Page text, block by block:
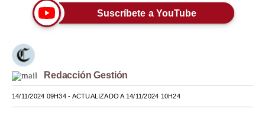
EEUU
España
Tecnología
Suscríbete a YouTube
Redacción Gestión
14/11/2024 09H34- ACTUALIZADO A 14/11/2024 10H24